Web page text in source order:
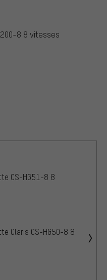
8 8 vitesses
CS-HG51-8 8
Claris CS-HG50-8 8